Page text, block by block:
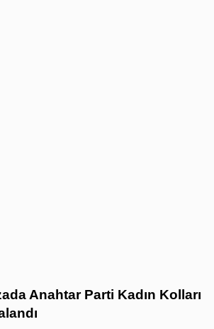
Anahtar Parti Kadın Kolları